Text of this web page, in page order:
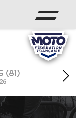
(81)